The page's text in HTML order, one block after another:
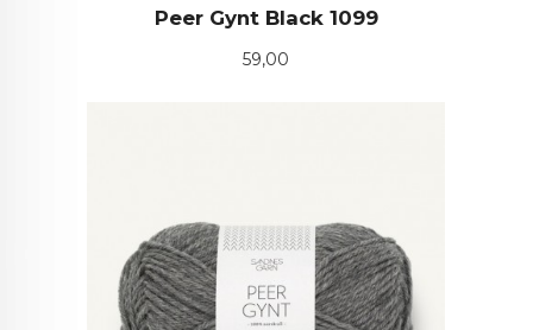
Peer Gynt Black 1099
Pris
59,00